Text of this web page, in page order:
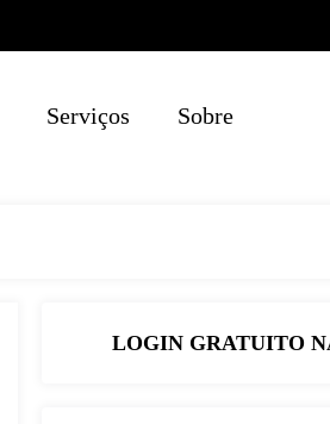
Serviços Sobre
LOGIN GRATUITO